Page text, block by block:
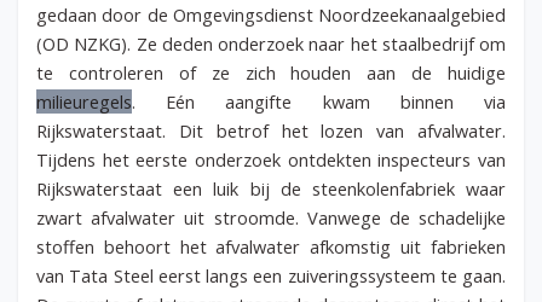
gedaan door de Omgevingsdienst Noordzeekanaalgebied
(OD NZKG). Ze deden onderzoek naar het staalbedrijf om
te controleren of ze zich houden aan de huidige
milieuregels. Eén aangifte kwam binnen via
Rijkswaterstaat. Dit betrof het lozen van afvalwater.
Tijdens het eerste onderzoek ontdekten inspecteurs van
Rijkswaterstaat een luik bij de steenkolenfabriek waar
zwart afvalwater uit stroomde. Vanwege de schadelijke
stoffen behoort het afvalwater afkomstig uit fabrieken
van Tata Steel eerst langs een zuiveringssysteem te gaan.